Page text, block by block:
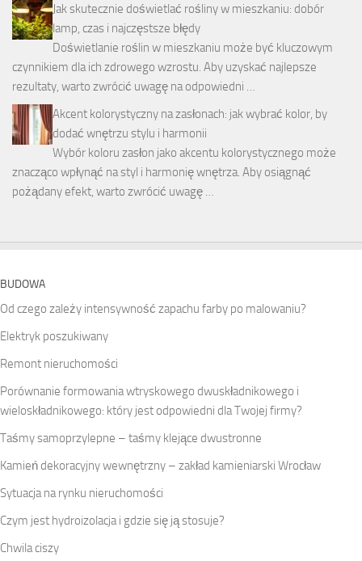
Jak skutecznie doświetlać rośliny w mieszkaniu: dobór
lamp, czas i najczęstsze błędy
Doświetlanie roślin w mieszkaniu może być kluczowym
czynnikiem dla ich zdrowego wzrostu. Aby uzyskać najlepsze
rezultaty, warto zwrócić uwagę na odpowiedni …
Akcent kolorystyczny na zasłonach: jak wybrać kolor, by
dodać wnętrzu stylu i harmonii
Wybór koloru zasłon jako akcentu kolorystycznego może
znacząco wpłynąć na styl i harmonię wnętrza. Aby osiągnąć
pożądany efekt, warto zwrócić uwagę …
BUDOWA
Od czego zależy intensywność zapachu farby po malowaniu?
Elektryk poszukiwany
Remont nieruchomości
Porównanie formowania wtryskowego dwuskładnikowego i
wieloskładnikowego: który jest odpowiedni dla Twojej firmy?
Taśmy samoprzylepne – taśmy klejące dwustronne
Kamień dekoracyjny wewnętrzny – zakład kamieniarski Wrocław
Sytuacja na rynku nieruchomości
Czym jest hydroizolacja i gdzie się ją stosuje?
Chwila ciszy